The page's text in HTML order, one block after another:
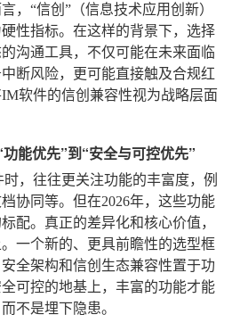
，“信创”（信息技术应用创新）
性指标。在这样的背景下，选择
沟通工具，不仅可能在未来面临
断风险，更可能直接触及合规红
软件的信创兼容性视为战略层面
能优先”到“安全与可控优先”
，往往更关注功能的丰富度，例
协同等。但在2026年，这些功能
配。真正的差异化和核心价值，
一个新的、更具前瞻性的选型框
全架构和信创生态兼容性置于功
可控的地基上，丰富的功能才能
不是埋下隐患。